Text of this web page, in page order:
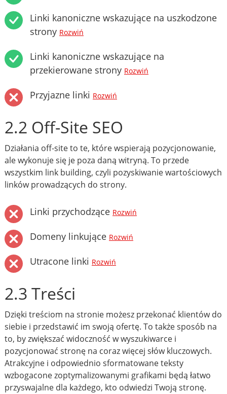
Linki kanoniczne wskazujące na uszkodzone
strony Rozwiń
Linki kanoniczne wskazujące na
przekierowane strony Rozwiń
Przyjazne linki Rozwiń
2.2 Off-Site SEO
Działania off-site to te, które wspierają pozycjonowanie,
ale wykonuje się je poza daną witryną. To przede
wszystkim link building, czyli pozyskiwanie wartościowych
linków prowadzących do strony.
Linki przychodzące Rozwiń
Domeny linkujące Rozwiń
Utracone linki Rozwiń
2.3 Treści
Dzięki treściom na stronie możesz przekonać klientów do
siebie i przedstawić im swoją ofertę. To także sposób na
to, by zwiększać widoczność w wyszukiwarce i
pozycjonować stronę na coraz więcej słów kluczowych.
Atrakcyjne i odpowiednio sformatowane teksty
wzbogacone zoptymalizowanymi grafikami będą łatwo
przyswajalne dla każdego, kto odwiedzi Twoją stronę.